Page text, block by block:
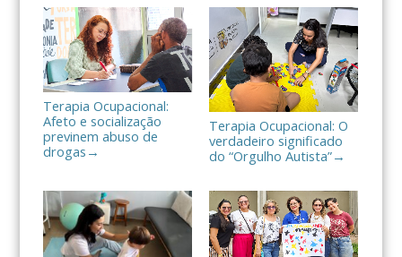
a
r
Terapia Ocupacional:
Afeto e socialização
previnem abuso de
drogas →
Terapia Ocupacional: O
verdadeiro significado
do “Orgulho Autista”→